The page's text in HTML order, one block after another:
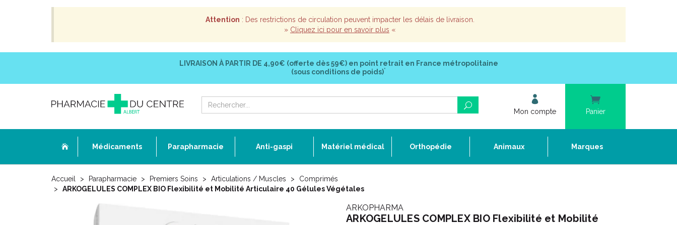
Attention : Des restrictions de circulation peuvent impacter les délais de livraison.
» Cliquez ici pour en savoir plus «
LIVRAISON À PARTIR DE 4,90€ (offerte dès 59€) en point retrait en France métropolitaine
(sous conditions de poids)*
Mon compte Panier
Médicaments Parapharmacie Anti-gaspi Matériel médical Orthopédie Animaux Marques
Accueil Parapharmacie Premiers Soins Articulations / Muscles
Comprimés
ARKOGELULES COMPLEX BIO Flexibilité et Mobilité Articulaire 40 Gélules Végétales
ARKOPHARMA
ARKOGELULES COMPLEX BIO Flexibilité et Mobilité